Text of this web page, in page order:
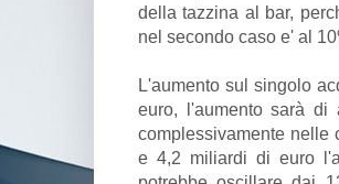
della tazzina al bar,
nel secondo caso e' al
L'aumento sul singolo
euro, l'aumento sarà
complessivamente nelle
e 4,2 miliardi di euro